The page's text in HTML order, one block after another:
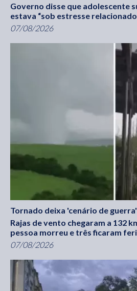
Governo disse que adolescente
estava “sob estresse relacionado
07/08/2026
Tornado deixa 'cenário de
Rajas de vento chegaram a 132
pessoa morreu e três ficaram
07/08/2026